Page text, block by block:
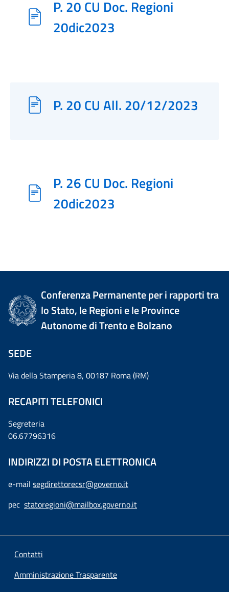
P. 20 CU Doc. Regioni
20dic2023
P. 20 CU All. 20/12/2023
P. 26 CU Doc. Regioni
20dic2023
Conferenza Permanente per i rapporti tra
lo Stato, le Regioni e le Province
Autonome di Trento e Bolzano
SEDE
Via della Stamperia 8, 00187 Roma (RM)
RECAPITI TELEFONICI
Segreteria
06.67796316
INDIRIZZI DI POSTA ELETTRONICA
e-mail segdirettorecsr@governo.it
pec statoregioni@mailbox.governo.it
Contatti
Amministrazione Trasparente